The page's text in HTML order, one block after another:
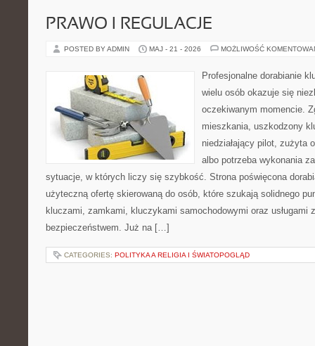
PRAWO I REGULACJE
POSTED BY ADMIN MAJ - 21 - 2026 MOŻLIWOŚĆ
Profesjonalne dorabianie
wielu osób okazuje się
oczekiwanym momencie.
mieszkania, uszkodzony
niedziałający pilot, zużyta
albo potrzeba wykonania
sytuacje, w których liczy się szybkość. Strona poświęcona
użyteczną ofertę skierowaną do osób, które szukają solidnego
kluczami, zamkami, kluczykami samochodowymi oraz usługami
bezpieczeństwem. Już na […]
CATEGORIES: POLITYKA A RELIGIA I ŚWIATOPOGLĄD